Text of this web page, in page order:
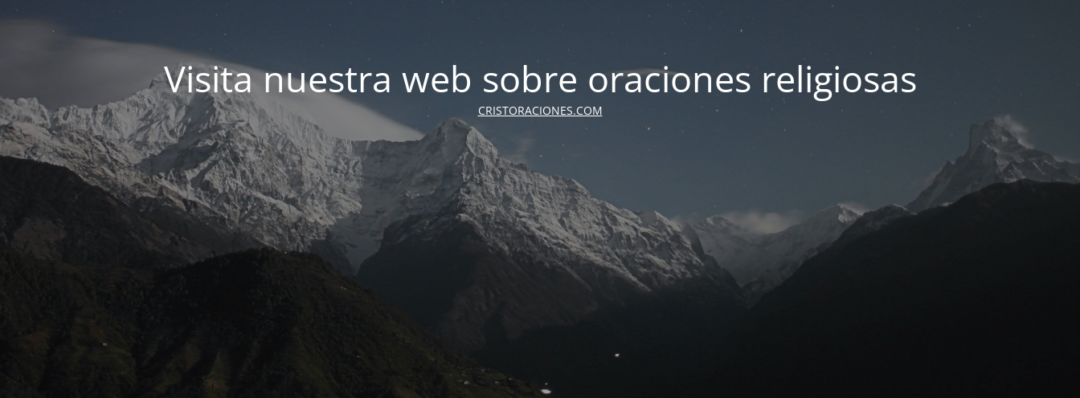
Visita nuestra web sobre oraciones religiosas
CRISTORACIONES.COM